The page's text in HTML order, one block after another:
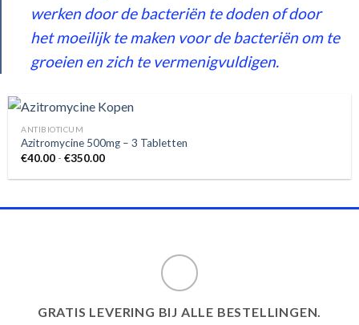
werken door de bacteriën te doden of door
het moeilijk te maken voor de bacteriën om te
groeien en zich te vermenigvuldigen.
ANTIBIOTICUM
Azitromycine 500mg – 3 Tabletten
€40.00 - €350.00Prijsklasse:
tot
GRATIS LEVERING BIJ ALLE BESTELLINGEN.